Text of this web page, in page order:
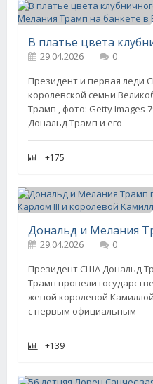
29.04.2026
0
Президент и первая леди
королевской семьи
Трамп , фото: Getty Images
Дональд Трамп и его
+175
29.04.2026
0
Президент США Дональд
Трамп провели
женой королевой
с первым официальным
+139